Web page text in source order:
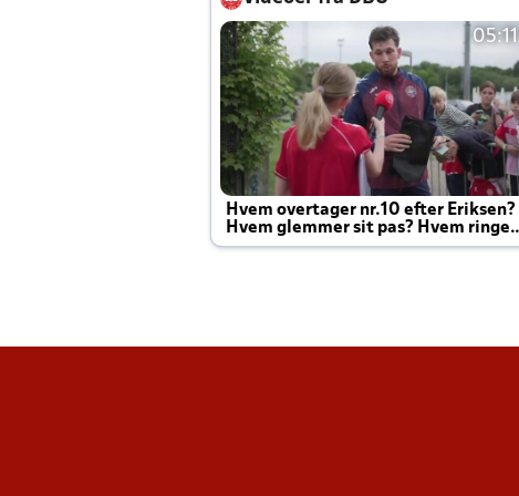
05:11
Hvem overtager nr.10 efter Eriksen?
Hvem glemmer sit pas? Hvem ringer
Joachim altid til efter kampe?